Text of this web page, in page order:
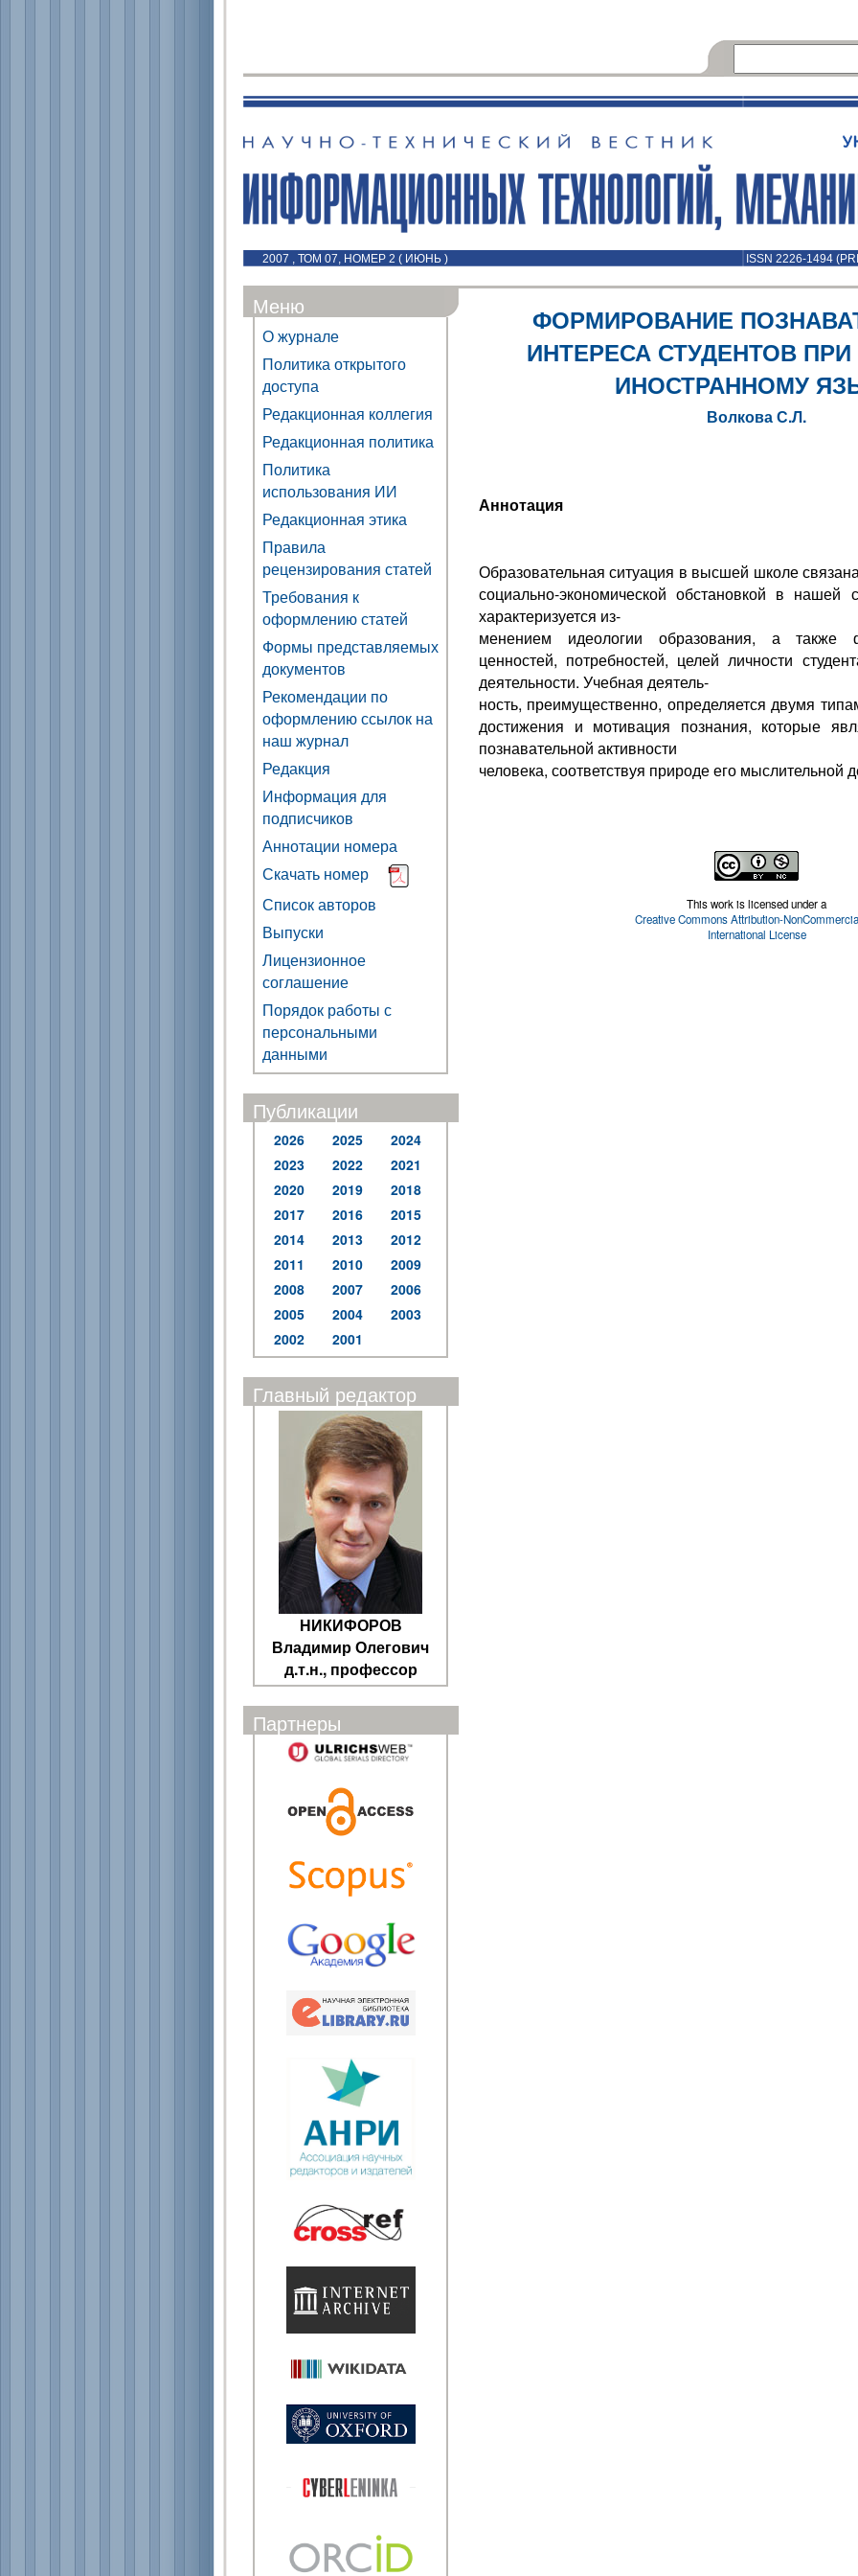
2007 , ТОМ 07, НОМЕР 2 ( ИЮНЬ ) ISSN 2226-1494
Меню
О журнале
Политика открытого
доступа
Редакционная коллегия
Редакционная политика
Политика
использования ИИ
Редакционная этика
Правила
рецензирования статей
Требования к
оформлению статей
Формы представляемых
документов
Рекомендации по
оформлению ссылок на
наш журнал
Редакция
Информация для
подписчиков
Аннотации номера
Скачать номер
Список авторов
Выпуски
Лицензионное
соглашение
Порядок работы с
персональными
данными
Публикации
2026 2025
2024
2023
2022
2021
2020
2019
2018
2017
2016
2015
2014
2013
2012
2011
2010
2009
2008
2007
2006
2005
2004
2003
2002
2001
Главный редактор
НИКИФОРОВ
Владимир Олегович
д.т.н., профессор
Партнеры
ФОРМИРОВАНИЕ
ИНТЕРЕСА СТУДЕНТОВ
ИНОСТРАННОМУ
Волкова С.Л.
Аннотация
Образовательная ситуация в высшей школе
социально-экономической обстановкой в
характеризуется из-
менением идеологии образования, а также
ценностей, потребностей, целей личности
деятельности. Учебная деятель-
ность, преимущественно, определяется двумя
достижения и мотивация познания, которые
познавательной активности
человека, соответствуя природе его мыслительной
This work is licensed under a
Creative Commons Attribution-
International License